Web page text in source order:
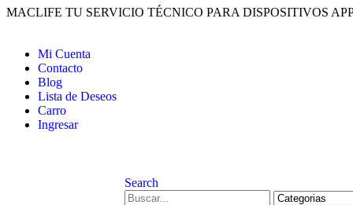
MACLIFE TU SERVICIO TÉCNICO PARA DISPOSITIVOS
Mi Cuenta
Contacto
Blog
Lista de Deseos
Carro
Ingresar
Search